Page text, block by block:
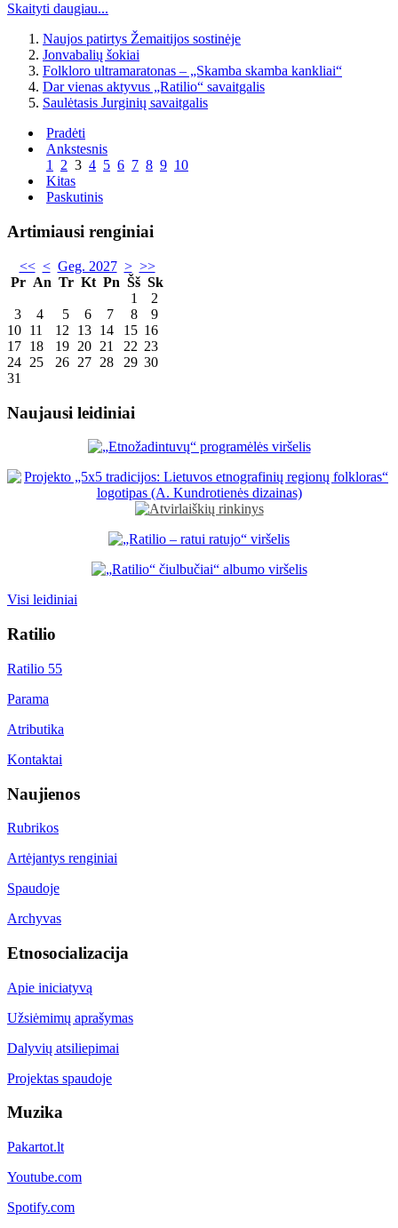
Skaityti daugiau...
Naujos patirtys Žemaitijos sostinėje
Jonvabalių šokiai
Folkloro ultramaratonas – „Skamba skamba kankliai“
Dar vienas aktyvus „Ratilio“ savaitgalis
Saulėtasis Jurginių savaitgalis
Pradėti
Ankstesnis
1 2 3 4 5 6 7 8 9 10
Kitas
Paskutinis
Artimiausi renginiai
<< < Geg. 2027 > >>
Pr An Tr Kt Pn Šš Sk
1
2
3
4 5 6 7 8
9
10 11 12 13 14 15 16
17 18 19 20 21 22 23
24 25 26 27 28 29 30
31
Naujausi leidiniai
Visi leidiniai
Ratilio
Ratilio 55
Parama
Atributika
Kontaktai
Naujienos
Rubrikos
Artėjantys renginiai
Spaudoje
Archyvas
Etnosocializacija
Apie iniciatyvą
Užsiėmimų aprašymas
Dalyvių atsiliepimai
Projektas spaudoje
Muzika
Pakartot.lt
Youtube.com
Spotify.com